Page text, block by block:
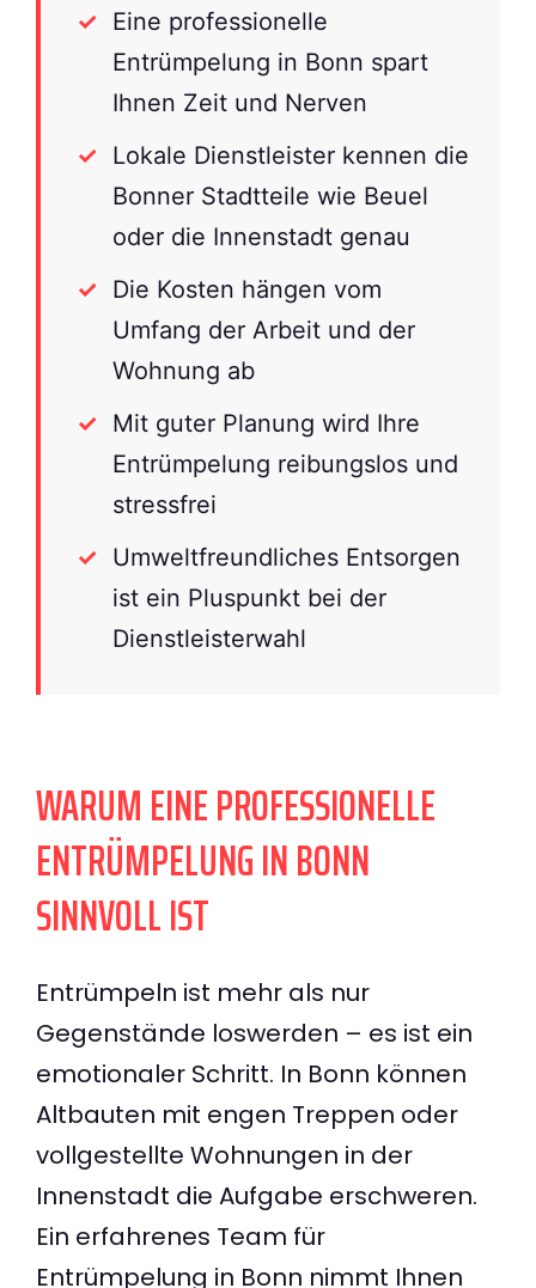
Eine professionelle
Entrümpelung in Bonn spart
Ihnen Zeit und Nerven
Lokale Dienstleister kennen die
Bonner Stadtteile wie Beuel
oder die Innenstadt genau
Die Kosten hängen vom
Umfang der Arbeit und der
Wohnung ab
Mit guter Planung wird Ihre
Entrümpelung reibungslos und
stressfrei
Umweltfreundliches Entsorgen
ist ein Pluspunkt bei der
Dienstleisterwahl
WARUM EINE PROFESSIONELLE
ENTRÜMPELUNG IN BONN
SINNVOLL IST
Entrümpeln ist mehr als nur
Gegenstände loswerden – es ist ein
emotionaler Schritt. In Bonn können
Altbauten mit engen Treppen oder
vollgestellte Wohnungen in der
Innenstadt die Aufgabe erschweren.
Ein erfahrenes Team für
Entrümpelung in Bonn nimmt Ihnen